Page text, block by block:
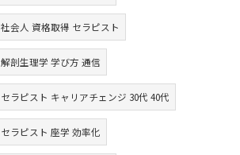
社会人 資格取得 セラピスト
解剖生理学 学び方 通信
セラピスト キャリアチェンジ 30代 40代
セラピスト 座学 効率化